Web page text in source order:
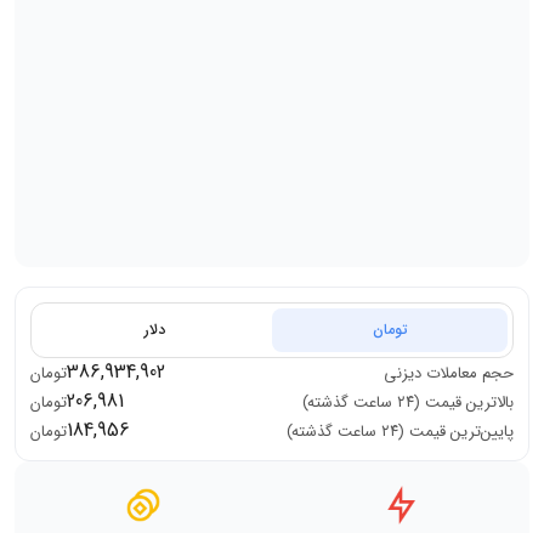
تومان دلار
حجم معاملات دیزنی 386,934,902تومان
بالاترین قیمت (۲۴ ساعت گذشته)
206,981تومان
پایین‌ترین قیمت (۲۴ ساعت گذشته)
184,956تومان